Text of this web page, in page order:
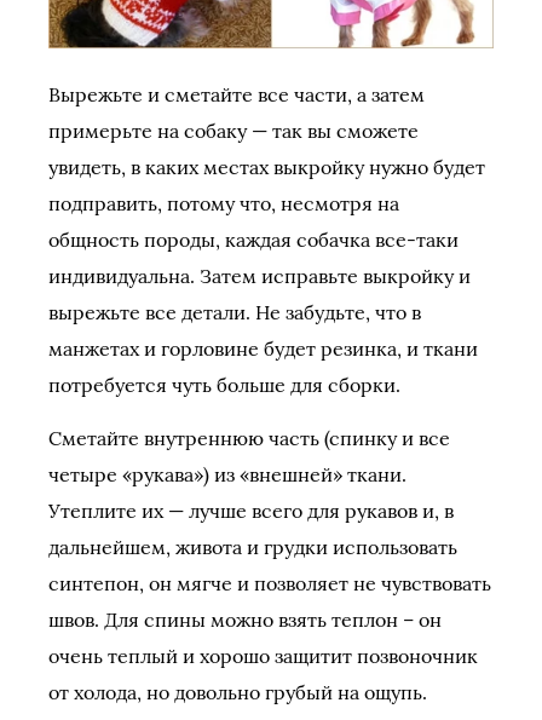
Вырежьте и сметайте все части, а затем
примерьте на собаку — так вы сможете
увидеть, в каких местах выкройку нужно будет
подправить, потому что, несмотря на
общность породы, каждая собачка все-таки
индивидуальна. Затем исправьте выкройку и
вырежьте все детали. Не забудьте, что в
манжетах и горловине будет резинка, и ткани
потребуется чуть больше для сборки.
Сметайте внутреннюю часть (спинку и все
четыре «рукава») из «внешней» ткани.
Утеплите их — лучше всего для рукавов и, в
дальнейшем, живота и грудки использовать
синтепон, он мягче и позволяет не чувствовать
швов. Для спины можно взять теплон – он
очень теплый и хорошо защитит позвоночник
от холода, но довольно грубый на ощупь.